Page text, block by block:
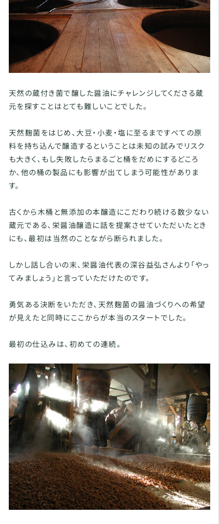
天然の蔵付き菌で醸した醤油にチャレンジしてくださる蔵
元を探すことはとても難しいことでした。
天然麹菌をはじめ、大豆・小麦・塩に至るまですべての原
料を持ち込んで醸造するということは未知の試みでリスク
も大きく、もし失敗したらまるごと桶をだめにするどころ
か、他の桶の製品にも影響が出てしまう可能性がありま
す。
古くから木桶と無添加の本醸造にこだわり続ける数少ない
蔵元である、栄醤油醸造に話を提案させていただいたとき
にも、最初は当然のことながら断られました。
しかし話し合いの末、栄醤油代表の深谷益弘さんより「やっ
てみましょう」と言っていただけたのです。
勇気ある決断をいただき、天然麹菌の醤油づくりへの希望
が見えたと同時にここからが本当のスタートでした。
最初の仕込みは、初めての連続。